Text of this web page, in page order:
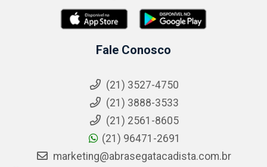
Fale Conosco
(21) 3527-4750
(21) 3888-3533
(21) 2561-8605
(21) 96471-2691
marketing@abrasegatacadista.com.br